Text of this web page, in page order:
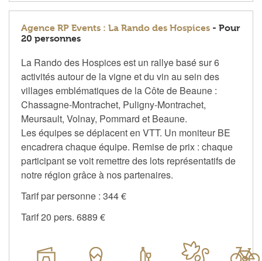
Agence RP Events : La Rando des Hospices - Pour
20 personnes
La Rando des Hospices est un rallye basé sur 6
activités autour de la vigne et du vin au sein des
villages emblématiques de la Côte de Beaune :
Chassagne-Montrachet, Puligny-Montrachet,
Meursault, Volnay, Pommard et Beaune.
Les équipes se déplacent en VTT. Un moniteur BE
encadrera chaque équipe. Remise de prix : chaque
participant se voit remettre des lots représentatifs de
notre région grâce à nos partenaires.
Tarif par personne : 344 €
Tarif 20 pers. 6889 €